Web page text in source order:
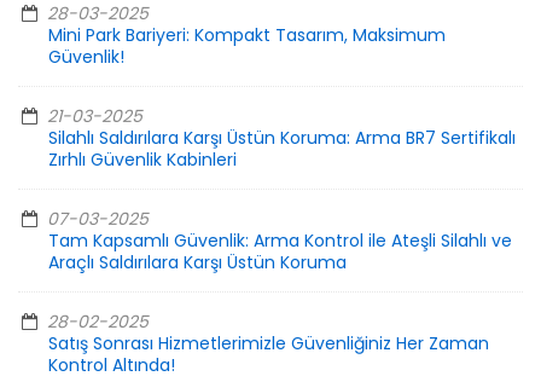
28-03-2025
Mini Park Bariyeri: Kompakt Tasarım, Maksimum
Güvenlik!
21-03-2025
Silahlı Saldırılara Karşı Üstün Koruma: Arma BR7 Sertifikalı
Zırhlı Güvenlik Kabinleri
07-03-2025
Tam Kapsamlı Güvenlik: Arma Kontrol ile Ateşli Silahlı ve
Araçlı Saldırılara Karşı Üstün Koruma
28-02-2025
Satış Sonrası Hizmetlerimizle Güvenliğiniz Her Zaman
Kontrol Altında!